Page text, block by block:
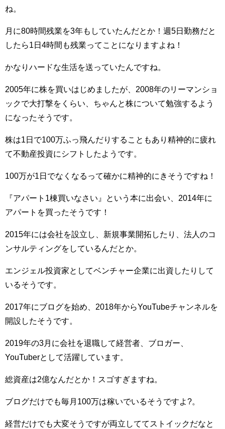
ね。
月に80時間残業を3年もしていたんだとか！週5日勤務だと
したら1日4時間も残業ってことになりますよね！
かなりハードな生活を送っていたんですね。
2005年に株を買いはじめましたが、2008年のリーマンショ
ックで大打撃をくらい、ちゃんと株について勉強するよう
になったそうです。
株は1日で100万ふっ飛んだりすることもあり精神的に疲れ
て不動産投資にシフトしたようです。
100万が1日でなくなるって確かに精神的にきそうですね！
『アパート1棟買いなさい』という本に出会い、2014年に
アパートを買ったそうです！
2015年には会社を設立し、新規事業開拓したり、法人のコ
ンサルティングをしているんだとか。
エンジェル投資家としてベンチャー企業に出資したりして
いるそうです。
2017年にブログを始め、2018年からYouTubeチャンネルを
開設したそうです。
2019年の3月に会社を退職して経営者、ブロガー、
YouTuberとして活躍しています。
総資産は2億なんだとか！スゴすぎますね。
ブログだけでも毎月100万は稼いでいるそうですよ?。
経営だけでも大変そうですが両立しててストイックだなと